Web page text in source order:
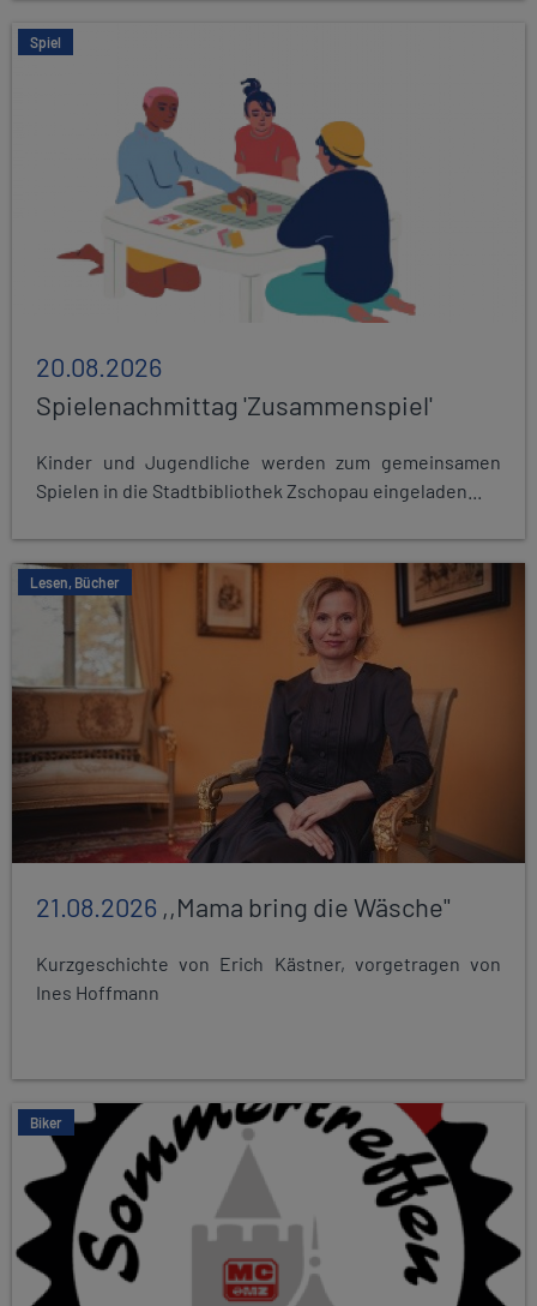
Spiel
20.08.2026
Spielenachmittag 'Zusammenspiel'
Kinder und Jugendliche werden zum gemeinsamen
Spielen in die Stadtbibliothek Zschopau eingeladen...
Lesen, Bücher
21.08.2026 ,,Mama bring die Wäsche"
Kurzgeschichte von Erich Kästner, vorgetragen von
Ines Hoffmann
Biker